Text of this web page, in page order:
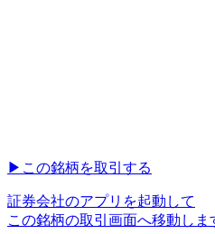
▶︎ この銘柄を取引する
証券会社のアプリを起動して
この銘柄の取引画面へ移動しま